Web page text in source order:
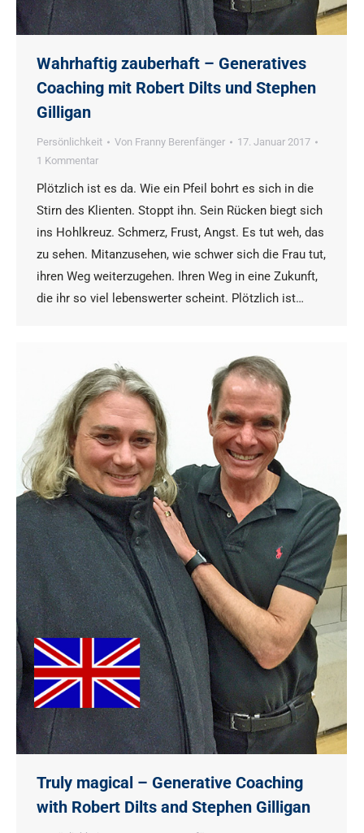
Wahrhaftig zauberhaft – Generatives
Coaching mit Robert Dilts und Stephen
Gilligan
Persönlichkeit Von Franny Berenfänger
17. Januar 2017
1 Kommentar
Plötzlich ist es da. Wie ein Pfeil bohrt es sich in die
Stirn des Klienten. Stoppt ihn. Sein Rücken biegt sich
ins Hohlkreuz. Schmerz, Frust, Angst. Es tut weh, das
zu sehen. Mitanzusehen, wie schwer sich die Frau tut,
ihren Weg weiterzugehen. Ihren Weg in eine Zukunft,
die ihr so viel lebenswerter scheint. Plötzlich ist…
Truly magical – Generative Coaching
with Robert Dilts and Stephen Gilligan